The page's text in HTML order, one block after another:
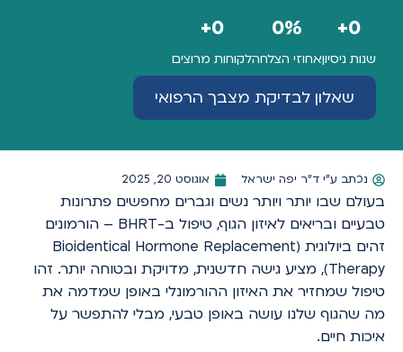
שנות ניסיון
0
+
אחוזי הצלחה
%
0
לקוחות מרוצים
0
+
שאלון לבדיקת מצבך הרפואי
נכתב ע"י ד"ר יפה ישראל אוגוסט 20, 2025
בעולם שבו יותר ויותר נשים וגברים מחפשים פתרונות
טבעיים ובריאים לאיזון הגוף, טיפול ב-BHRT – הורמונים
זהים ביולוגית (Bioidentical Hormone Replacement
Therapy), מציע גישה חדשנית, מדויקת ובטוחה יותר. זהו
טיפול שמחזיר את האיזון ההורמונלי באופן שמדמה את
מה שהגוף שלנו עושה באופן טבעי, מבלי להתפשר על
איכות חיים.